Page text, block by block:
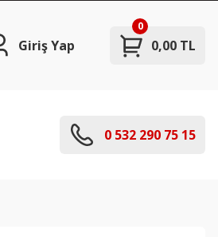
Giriş Yap 0,00 TL
0
0 532 290 75 15